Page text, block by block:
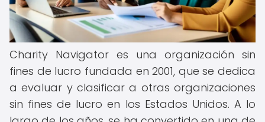
Charity Navigator es una organización sin
fines de lucro fundada en 2001, que se dedica
a evaluar y clasificar a otras organizaciones
sin fines de lucro en los Estados Unidos. A lo